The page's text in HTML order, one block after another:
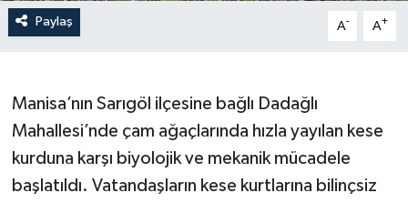
Paylaş A- A+
Manisa’nın Sarıgöl ilçesine bağlı Dadağlı
Mahallesi’nde çam ağaçlarında hızla yayılan kese
kurduna karşı biyolojik ve mekanik mücadele
başlatıldı. Vatandaşların kese kurtlarına bilinçsiz